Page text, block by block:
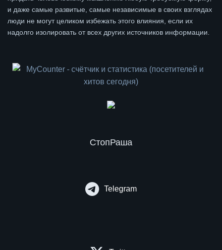
и даже самые развитые, самые независимые в своих взглядах
люди не могут целиком избежать этого влияния, если их
надолго изолировать от всех других источников информации.
СтопРаша
Telegram